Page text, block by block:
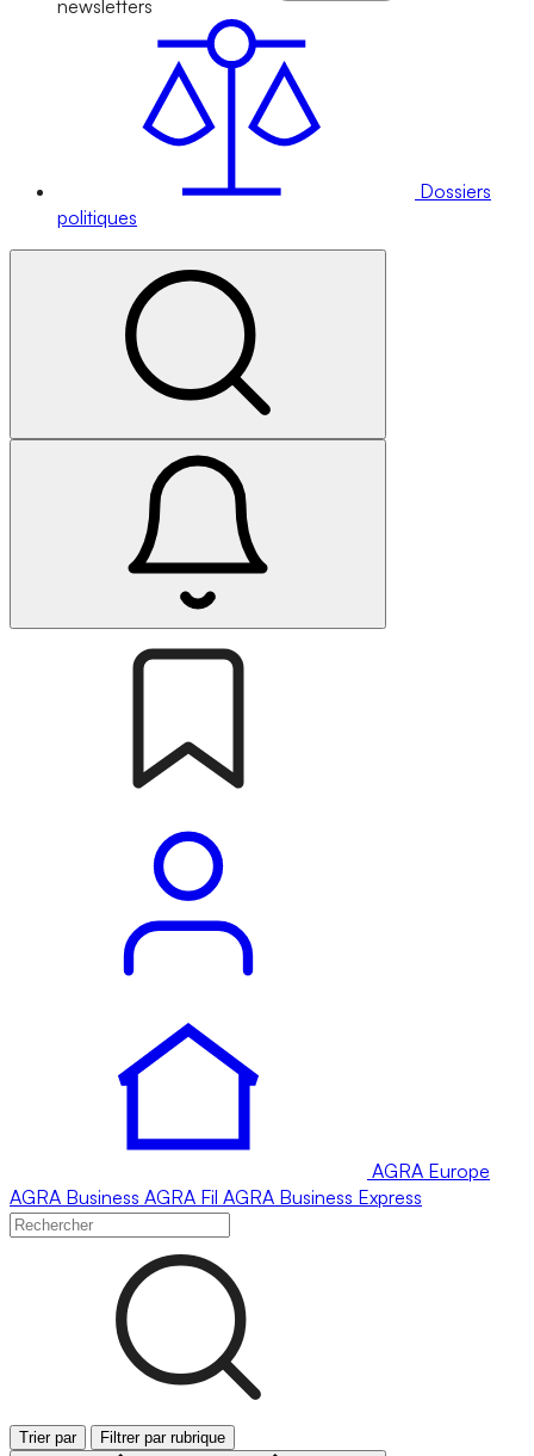
newsletters
Dossiers
politiques
AGRA Europe
AGRA Business AGRA Fil AGRA Business Express
Trier par Filtrer par rubrique